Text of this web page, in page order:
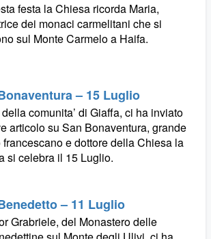
festa la Chiesa ricorda Maria,
dei monaci carmelitani che si
sul Monte Carmelo a Haifa.
– 15 Luglio
comunita’ di Giaffa, ci ha inviato
articolo su San Bonaventura, grande
francescano e dottore della Chiesa la
si celebra il 15 Luglio.
– 11 Luglio
Grabriele, del Monastero delle